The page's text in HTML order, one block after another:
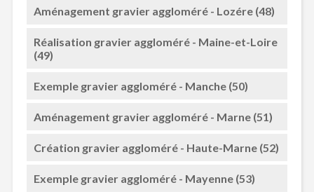
Aménagement gravier aggloméré - Lozére (48)
Réalisation gravier aggloméré - Maine-et-Loire
(49)
Exemple gravier aggloméré - Manche (50)
Aménagement gravier aggloméré - Marne (51)
Création gravier aggloméré - Haute-Marne (52)
Exemple gravier aggloméré - Mayenne (53)